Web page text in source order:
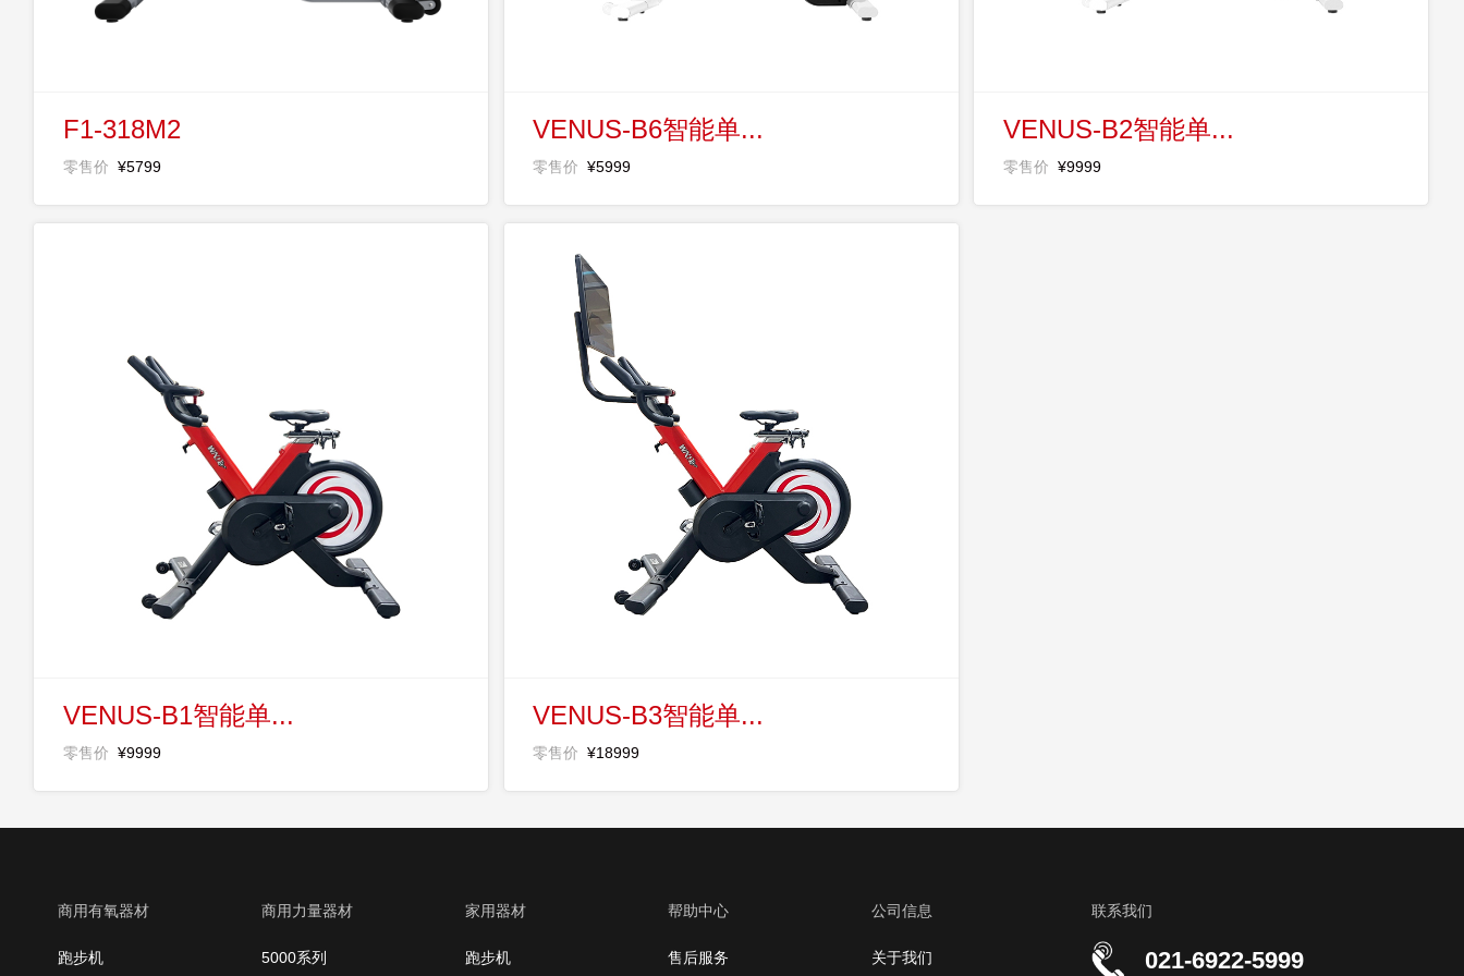
F1-318M2
零售价 ¥5799
VENUS-B6智能单...
零售价 ¥5999
VENUS-B2智能单...
零售价 ¥9999
VENUS-B1智能单...
零售价 ¥9999
VENUS-B3智能单...
零售价 ¥18999
商用有氧器材
跑步机
商用力量器材
5000系列
家用器材
跑步机
帮助中心
售后服务
公司信息
关于我们
联系我们
021-6922-5999